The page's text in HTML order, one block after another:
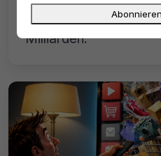
erfolgreich,
Milliarden.